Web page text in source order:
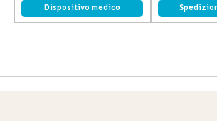
Dispositivo medico